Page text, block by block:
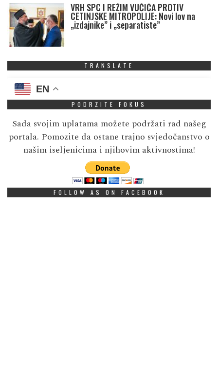
VRH SPC I REŽIM VUČIĆA PROTIV
CETINJSKE MITROPOLIJE: Novi lov na
„izdajnike” i „separatiste”
TRANSLATE
EN
PODRZITE FOKUS
Sada svojim uplatama možete podržati rad našeg
portala. Pomozite da ostane trajno svjedočanstvo o
našim iseljenicima i njihovim aktivnostima!
FOLLOW AS ON FACEBOOK